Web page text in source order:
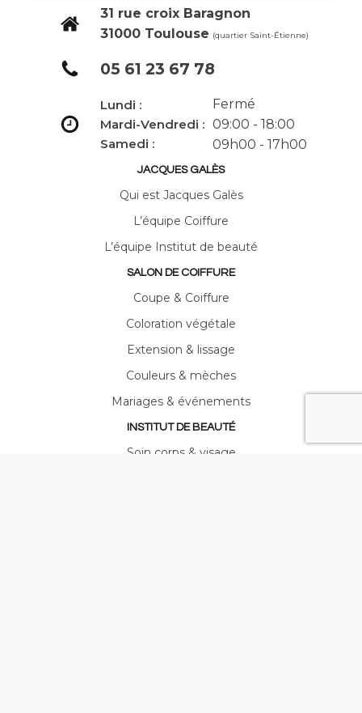
31 rue croix Baragnon
31000 Toulouse (quartier Saint-Étienne)
05 61 23 67 78
Lundi :
Mardi-Vendredi :
Samedi :
Fermé
09:00 - 18:00
09h00 - 17h00
JACQUES GALÈS
Qui est Jacques Galès
L’équipe Coiffure
L’équipe Institut de beauté
SALON DE COIFFURE
Coupe & Coiffure
Coloration végétale
Extension & lissage
Couleurs & mèches
Mariages & événements
INSTITUT DE BEAUTÉ
Soin corps & visage